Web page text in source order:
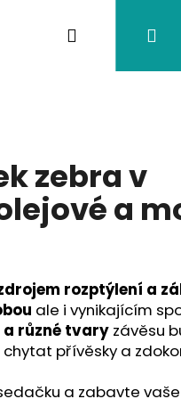
Závěsy na kočárek
Hledat
zebra v
a
rozptýlení a
ale i vynikajícím
a různé tvary závěsu
přívěsky a
a zabavte